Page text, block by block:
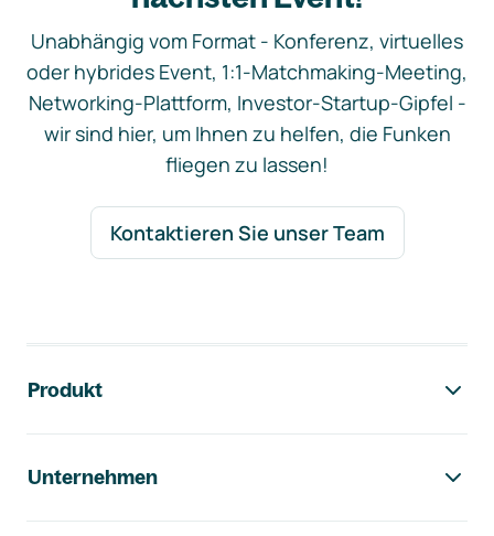
Unabhängig vom Format - Konferenz, virtuelles
oder hybrides Event, 1:1-Matchmaking-Meeting,
Networking-Plattform, Investor-Startup-Gipfel -
wir sind hier, um Ihnen zu helfen, die Funken
fliegen zu lassen!
Kontaktieren Sie unser Team
Produkt
Unternehmen